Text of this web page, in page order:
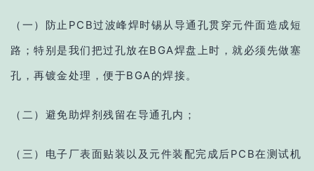
（一）防止PCB过波峰焊时锡从导通孔贯穿元件面造成短
路；特别是我们把过孔放在BGA焊盘上时，就必须先做塞
孔，再镀金处理，便于BGA的焊接。
（二）避免助焊剂残留在导通孔内；
（三）电子厂表面贴装以及元件装配完成后PCB在测试机